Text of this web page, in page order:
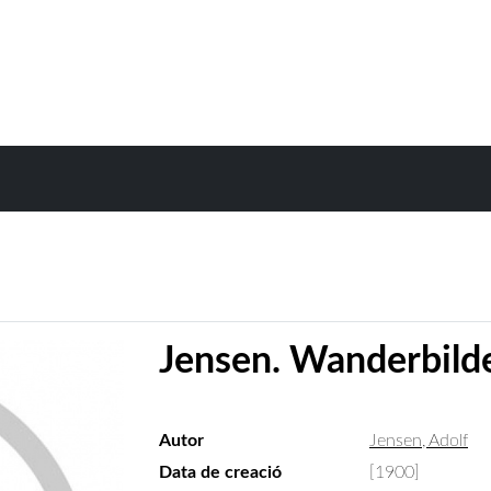
Jensen.
Autor
Jensen, Adolf
Data de creació
[1900]